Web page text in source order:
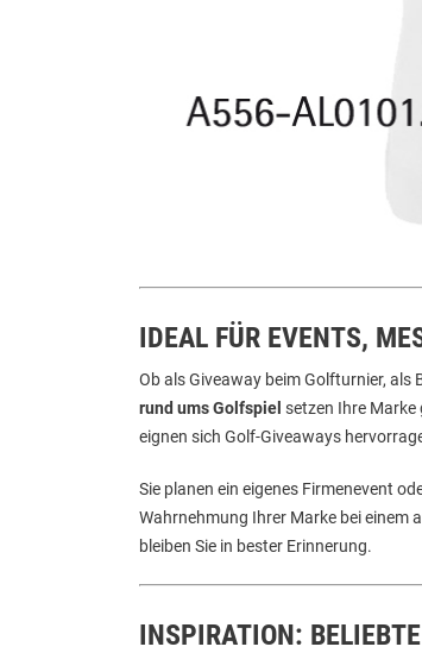
IDEAL FÜR EVENTS,
Ob als Giveaway beim Golfturnier,
rund ums Golfspiel setzen Ihre
eignen sich Golf-Giveaways
Sie planen ein eigenes Firmenevent
Wahrnehmung Ihrer Marke bei einem
bleiben Sie in bester Erinnerung.
INSPIRATION: